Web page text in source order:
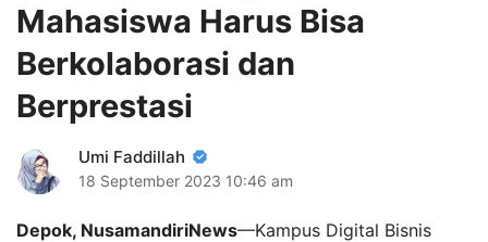
Mahasiswa Harus Bisa
Berkolaborasi dan
Berprestasi
Umi Faddillah
18 September 2023 10:46 am
Depok, NusamandiriNews—Kampus Digital Bisnis